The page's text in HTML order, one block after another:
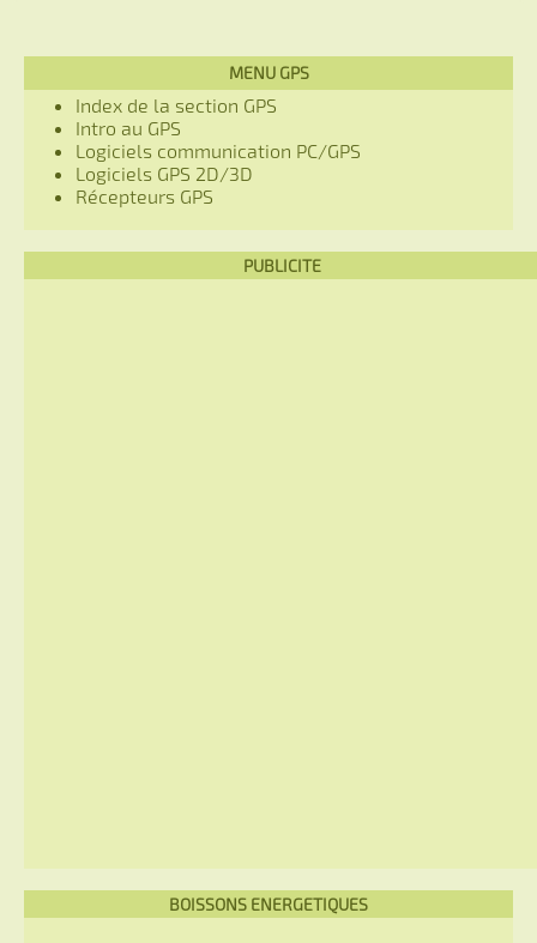
MENU GPS
Index de la section GPS
Intro au GPS
Logiciels communication PC/GPS
Logiciels GPS 2D/3D
Récepteurs GPS
PUBLICITE
BOISSONS ENERGETIQUES